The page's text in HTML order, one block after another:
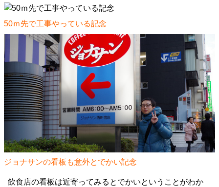
50ｍ先で工事やっている記念
ジョナサンの看板も意外とでかい記念
飲食店の看板は近寄ってみるとでかいということがわか